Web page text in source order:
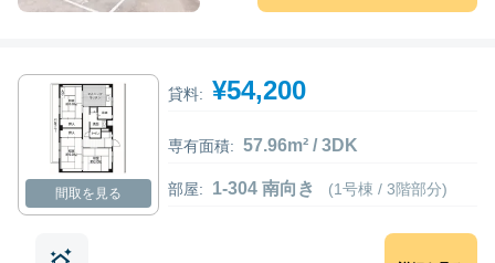
間取を見る
貸料: ¥54,200
専有面積: 57.96m² / 3DK
部屋: 1-304 南向き (1号棟 / 3階部分)